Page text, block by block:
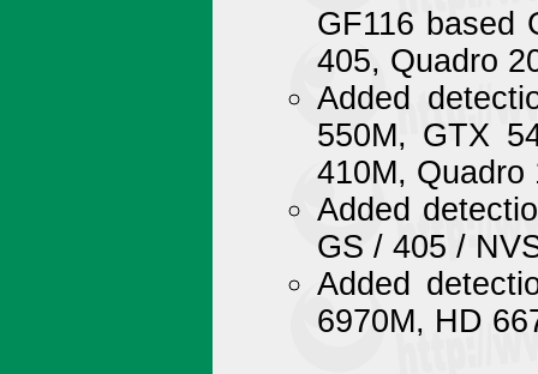
GF116 based
405, Quadro
Added
550M, GTX
410M, Quadro
Added
GS / 405 /
Added
6970M, HD